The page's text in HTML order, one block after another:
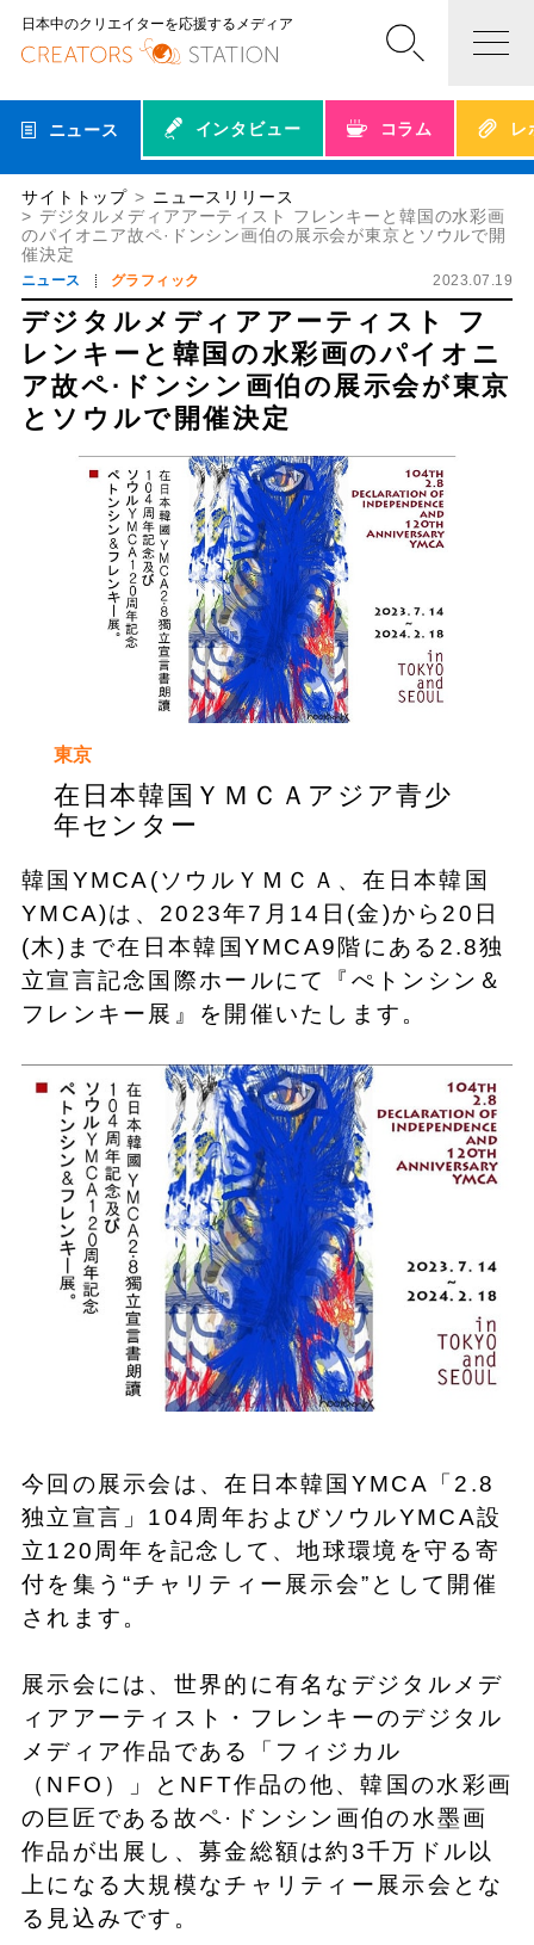
日本中のクリエイターを応援するメディア
ニュース インタビュー コラム レ
サイトトップ
ニュースリリース
デジタルメディアアーティスト フレンキーと韓国の水彩画
のパイオニア故ペ·ドンシン画伯の展示会が東京とソウルで開
催決定
ニュース グラフィック 2023.07.19
デジタルメディアアーティスト フ
レンキーと韓国の水彩画のパイオニ
ア故ペ·ドンシン画伯の展示会が東京
とソウルで開催決定
東京
在日本韓国ＹＭＣＡアジア青少
年センター
韓国YMCA(ソウルＹＭＣＡ、在日本韓国
YMCA)は、2023年7月14日(金)から20日
(木)まで在日本韓国YMCA9階にある2.8独
立宣言記念国際ホールにて『ぺトンシン＆
フレンキー展』を開催いたします。
今回の展示会は、在日本韓国YMCA「2.8
独立宣言」104周年およびソウルYMCA設
立120周年を記念して、地球環境を守る寄
付を集う“チャリティー展示会”として開催
されます。
展示会には、世界的に有名なデジタルメデ
ィアアーティスト・フレンキーのデジタル
メディア作品である「フィジカル
（NFO）」とNFT作品の他、韓国の水彩画
の巨匠である故ペ·ドンシン画伯の水墨画
作品が出展し、募金総額は約3千万ドル以
上になる大規模なチャリティー展示会とな
る見込みです。